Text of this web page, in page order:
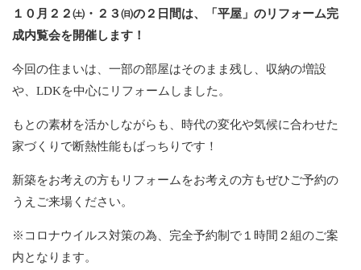
１０月２２㈯・２３㈰の２日間は、「平屋」のリフォーム完
成内覧会を開催します！
今回の住まいは、一部の部屋はそのまま残し、収納の増設
や、LDKを中心にリフォームしました。
もとの素材を活かしながらも、時代の変化や気候に合わせた
家づくりで断熱性能もばっちりです！
新築をお考えの方もリフォームをお考えの方もぜひご予約の
うえご来場ください。
※コロナウイルス対策の為、完全予約制で１時間２組のご案
内となります。